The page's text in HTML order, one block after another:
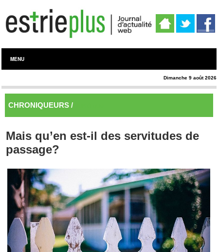
MENU
Dimanche 9 août 2026
CHRONIQUEURS /
Mais qu’en est-il des servitudes de
passage?